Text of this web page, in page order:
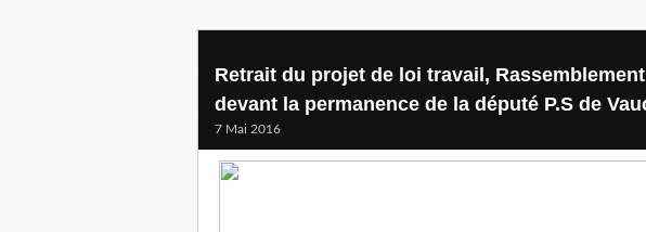
Retrait du projet de loi travail,
devant la permanence de la député P.S de
7 Mai 2016